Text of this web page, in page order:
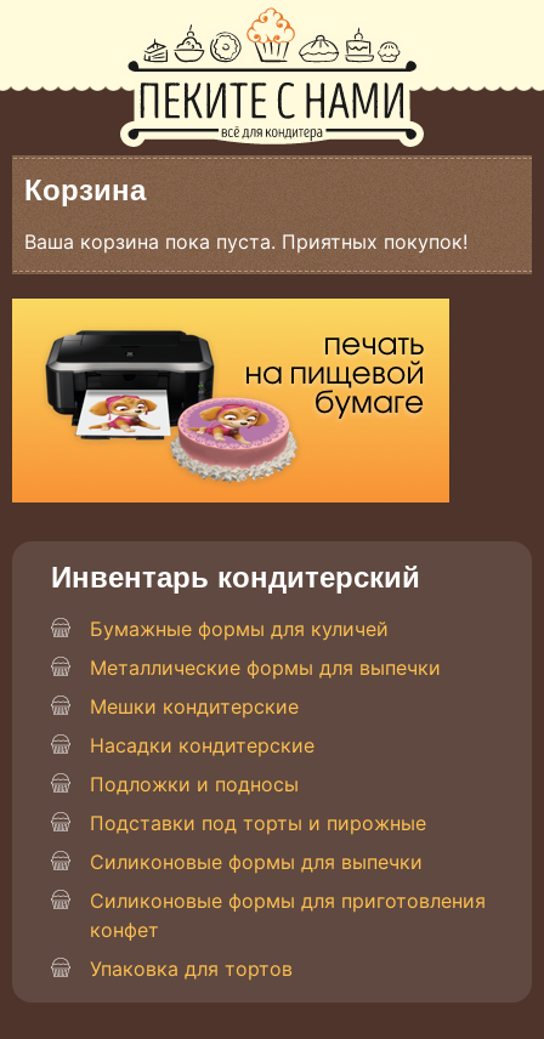
Корзина
Ваша корзина пока пуста. Приятных покупок!
Инвентарь кондитерский
Бумажные формы для куличей
Металлические формы для выпечки
Мешки кондитерские
Насадки кондитерские
Подложки и подносы
Подставки под торты и пирожные
Силиконовые формы для выпечки
Силиконовые формы для приготовления
конфет
Упаковка для тортов